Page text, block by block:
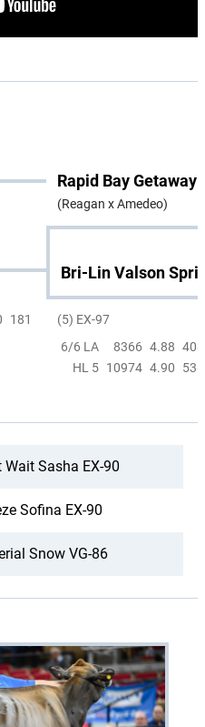
181
Rapid Bay Getaway
(Reagan x Amedeo)
Bri-Lin Valson
(5) EX-97
6/6 LA
8366 4.88 408
HL 5 10974 4.90 538
Wait Sasha EX-90
Sofina EX-90
Snow VG-86